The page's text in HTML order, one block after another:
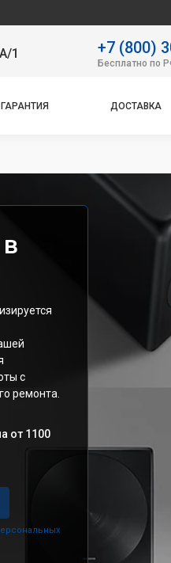
Наш
1 +7 (800)
Бесплатно по
ГАРАНТИЯ ДОСТАВКА
с
ремонта.
от 1100